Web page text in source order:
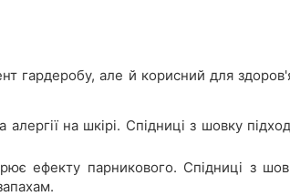
гардеробу, але й корисний для
на шкірі. Спідниці з шовку
ефекту парникового. Спідниці з